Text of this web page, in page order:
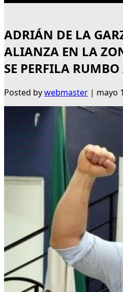
ADRIÁN DE LA
ALIANZA EN LA
SE PERFILA
Posted bywebmaster | mayo